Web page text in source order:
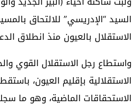
السيد “الإدريسي” للالتحاق
الاستقلال بالعيون منذ انطلاق
واستطاع رجل الاستقلال القوي
الاستقلالية بإقليم العيون،
الاستحقاقات الماضية، وهو ما